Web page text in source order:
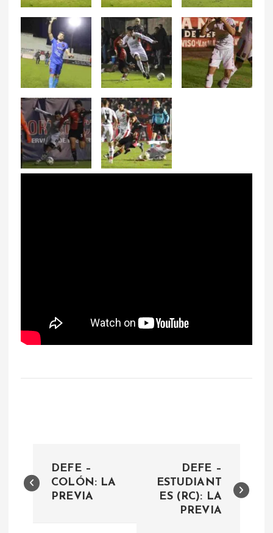
a
DEFE –
COLÓN: LA
PREVIA
DEFE –
ESTUDIANT
ES (RC): LA
PREVIA